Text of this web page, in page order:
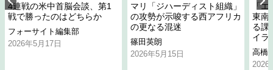
4連戦の米中首脳会談、第1
戦で勝ったのはどちらか
フォーサイト編集部
2026年5月17日
マリ「ジハーディスト組織」
の攻勢が示唆する西アフリカ
の更なる混迷
篠田英朗
2026年5月15日
「
東南
る課
イラ
高橋
2026